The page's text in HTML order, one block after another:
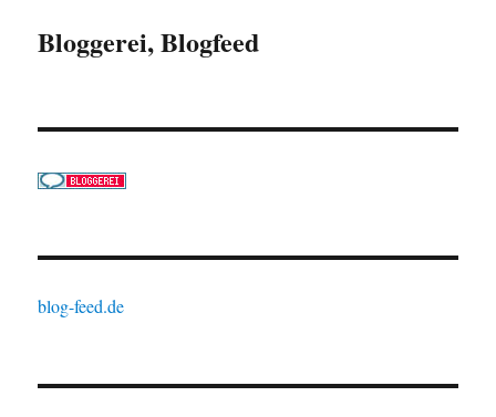
Bloggerei, Blogfeed
blog-feed.de